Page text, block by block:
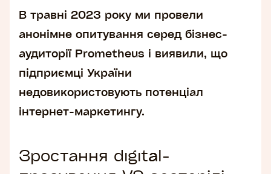
В травні 2023 року ми провели
анонімне опитування серед бізнес-
аудиторії Prometheus і виявили, що
підприємці України
недовикористовують потенціал
інтернет-маркетингу.
Зростання digital-